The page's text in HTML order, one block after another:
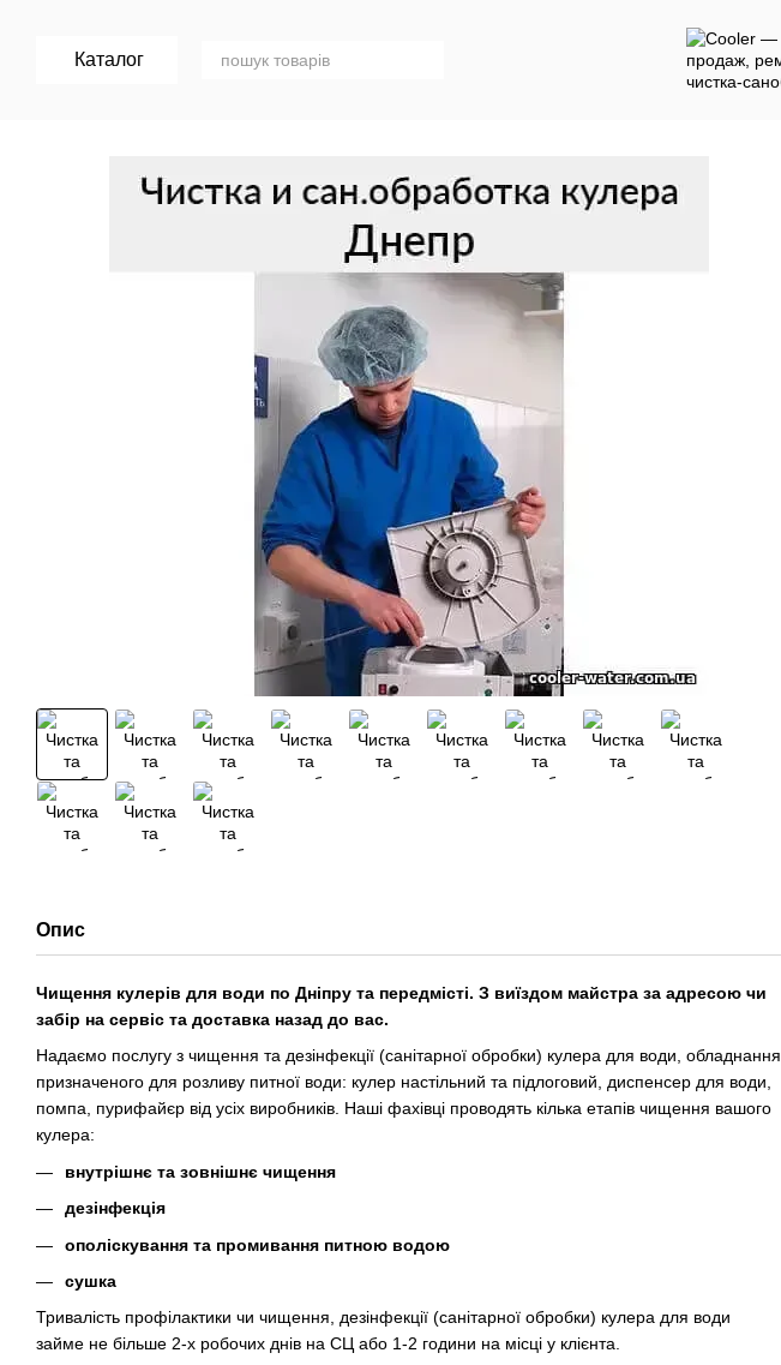
Каталог
Опис
Чищення кулерів для води по Дніпру та передмісті. З виїздом майстра за адресою чи
забір на сервіс та доставка назад до вас.
Надаємо послугу з чищення та дезінфекції (санітарної обробки) кулера для води, обладнання
призначеного для розливу питної води: кулер настільний та підлоговий, диспенсер для води,
помпа, пурифайєр від усіх виробників. Наші фахівці проводять кілька етапів чищення вашого
кулера:
внутрішнє та зовнішнє чищення
дезінфекція
ополіскування та промивання питною водою
сушка
Тривалість профілактики чи чищення, дезінфекції (санітарної обробки) кулера для води
займе не більше 2-х робочих днів на СЦ або 1-2 години на місці у клієнта.